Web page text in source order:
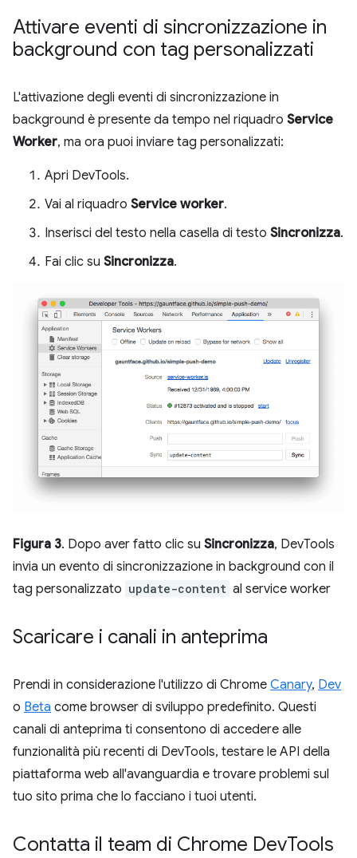
Attivare eventi di sincronizzazione in
background con tag personalizzati
L'attivazione degli eventi di sincronizzazione in
background è presente da tempo nel riquadro Service
Worker, ma ora puoi inviare tag personalizzati:
Apri DevTools.
Vai al riquadro Service worker.
Inserisci del testo nella casella di testo Sincronizza.
Fai clic su Sincronizza.
Figura 3. Dopo aver fatto clic su Sincronizza, DevTools
invia un evento di sincronizzazione in background con il
tag personalizzato update-content al service worker
Scaricare i canali in anteprima
Prendi in considerazione l'utilizzo di Chrome Canary, Dev
o Beta come browser di sviluppo predefinito. Questi
canali di anteprima ti consentono di accedere alle
funzionalità più recenti di DevTools, testare le API della
piattaforma web all'avanguardia e trovare problemi sul
tuo sito prima che lo facciano i tuoi utenti.
Contatta il team di Chrome DevTools